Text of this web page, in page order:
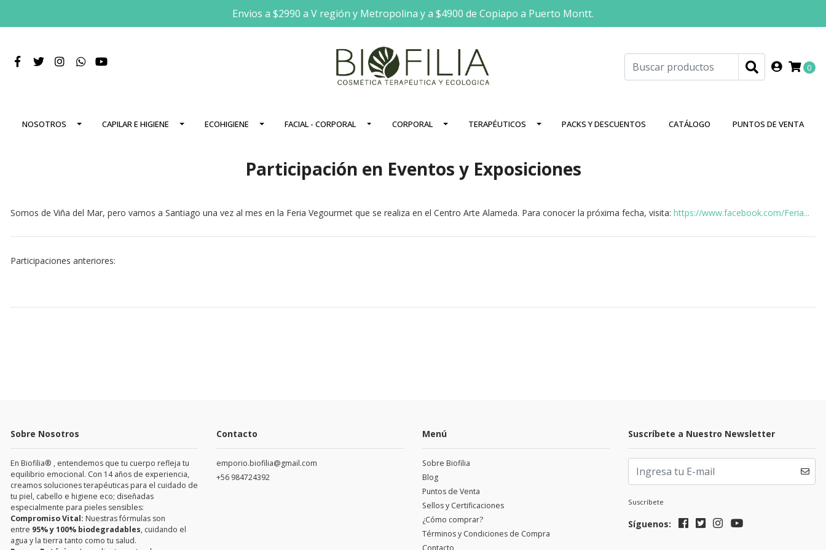
Envios a $2990 a V región y Metropolina y a $4900 de Copiapo a Puerto Montt.
0
NOSOTROS CAPILAR E HIGIENE ECOHIGIENE FACIAL - CORPORAL CORPORAL TERAPÉUTICOS PACKS Y DESCUENTOS CATÁLOGO PUNTOS DE VENTA
Participación en Eventos y Exposiciones
Somos de Viña del Mar, pero vamos a Santiago una vez al mes en la Feria Vegourmet que se realiza en el Centro Arte Alameda. Para conocer la próxima fecha, visita: https://www.facebook.com/Feria...
Participaciones anteriores:
Sobre Nosotros
En Biofilia® , entendemos que tu cuerpo refleja tu
equilibrio emocional. Con 14 años de experiencia,
creamos soluciones terapéuticas para el cuidado de
tu piel, cabello e higiene eco; diseñadas
especialmente para pieles sensibles:
Compromiso Vital: Nuestras fórmulas son
entre 95% y 100% biodegradables, cuidando el
agua y la tierra tanto como tu salud.
Contacto
emporio.biofilia@gmail.com
+56 984724392
Menú
Sobre Biofilia
Blog
Puntos de Venta
Sellos y Certificaciones
¿Cómo comprar?
Términos y Condiciones de Compra
Suscríbete a Nuestro Newsletter
Suscríbete
Síguenos: